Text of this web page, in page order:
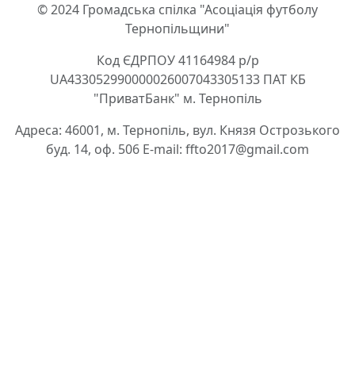
© 2024 Громадська спілка "Асоціація футболу
Тернопільщини"
Код ЄДРПОУ 41164984 р/р
UA433052990000026007043305133 ПАТ КБ
"ПриватБанк" м. Тернопіль
Адреса: 46001, м. Тернопіль, вул. Князя Острозького
буд. 14, оф. 506 E-mail: ffto2017@gmail.com